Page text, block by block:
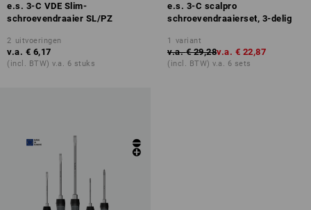
e.s. 3-C VDE Slim-
schroevendraaier SL/PZ
2 uitvoeringen
v.a. € 6,17
(incl. BTW) v.a. 6 stuks
e.s. 3-C scalpro
schroevendraaierset, 3-delig
1 variant
v.a. € 29,28v.a. € 22,87
(incl. BTW) v.a. 6 sets